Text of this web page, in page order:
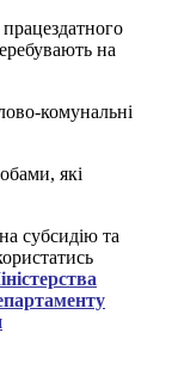
працездатного
на
комунальні
які
субсидію та